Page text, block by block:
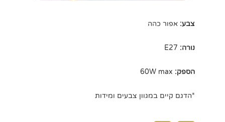
צבע: אפור כהה
נורה: E27
הספק:
*הדגם קיים במגוון צבעים ומידות